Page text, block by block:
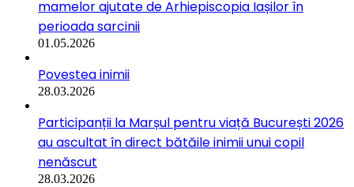
mamelor ajutate de Arhiepiscopia Iașilor în
perioada sarcinii
01.05.2026
Povestea inimii
28.03.2026
Participanții la Marșul pentru viață București 2026
au ascultat în direct bătăile inimii unui copil
nenăscut
28.03.2026